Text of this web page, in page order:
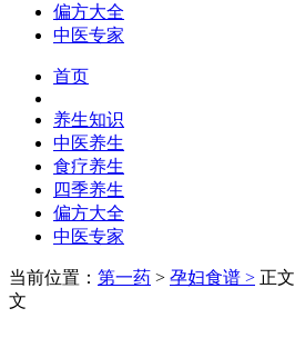
偏方大全
中医专家
首页
养生知识
中医养生
食疗养生
四季养生
偏方大全
中医专家
当前位置： 第一药 > 孕妇食谱 > 正文
文